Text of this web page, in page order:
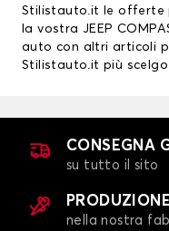
Stilistauto.it le offerte
la vostra JEEP
auto con altri articoli
Stilistauto.it più
CONSEGNA
su tutto il sito
nella nostra